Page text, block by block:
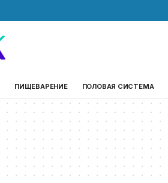
ПИЩЕВАРЕНИЕ ПОЛОВАЯ СИСТЕМА